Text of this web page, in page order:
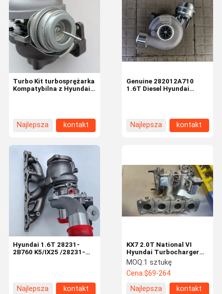
Turbo Kit turbosprężarka
Kompatybilna z Hyundai
Turbosprężarka
Najlepsza
kontakt
Genuine 282012A710
1.6T Diesel Hyundai
Najlepsza
kontakt
Hyundai 1.6T 28231-
2B760 K5/IX25 /28231-
Najlepsza
kontakt
KX7 2.0T National VI
Hyundai Turbocharger
28231-2GTA1 Akcesoria
do silnika
MOQ:1 sztukę
Cena:$69-264
Najlepsza
kontakt